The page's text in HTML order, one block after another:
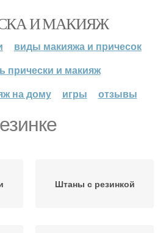
И МАКИЯЖ
виды макияжа и причесок
прически и макияж
на дому
игры отзывы
Штаны с резинкой